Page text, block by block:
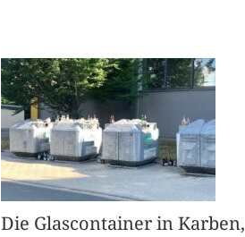
Die Glascontainer in Karben,